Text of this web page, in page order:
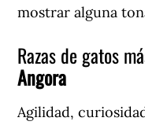
mostrar alguna
Razas de gatos
Angora
Agilidad,